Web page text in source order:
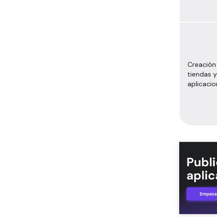
tiendas y